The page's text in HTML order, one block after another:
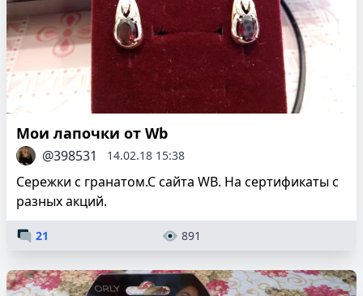
Мои лапочки от Wb
@398531 14.02.18 15:38
Сережки с гранатом.С сайта WB. На сертификаты с
разных акций.
21 891